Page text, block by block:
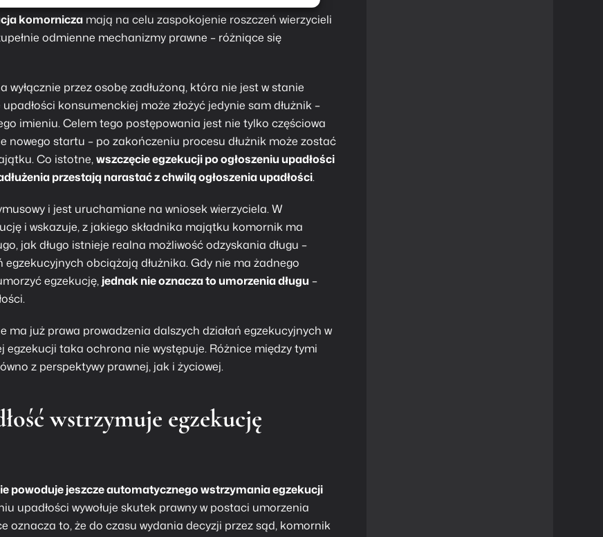
komornicza mają na celu zaspokojenie roszczeń wierzycieli
odmienne mechanizmy prawne – różniące się
przez osobę zadłużoną, która nie jest w stanie
konsumenckiej może złożyć jedynie sam dłużnik –
imieniu. Celem tego postępowania jest nie tylko częściowa
nowego startu – po zakończeniu procesu dłużnik może zostać
Co istotne,wszczęcie egzekucji po ogłoszeniu upadłości
przestają narastać z chwilą ogłoszenia upadłości.
i jest uruchamiane na wniosek wierzyciela. W
i wskazuje, z jakiego składnika majątku komornik ma
jak długo istnieje realna możliwość odzyskania długu –
obciążają dłużnika. Gdy nie ma żadnego
egzekucję,jednak nie oznacza to umorzenia długu –
ma już prawa prowadzenia dalszych działań egzekucyjnych w
egzekucji taka ochrona nie występuje. Różnice między tymi
z perspektywy prawnej, jak i życiowej.
wstrzymuje egzekucję
powoduje jeszcze automatycznego wstrzymania egzekucji
upadłości wywołuje skutek prawny w postaci umorzenia
oznacza to, że do czasu wydania decyzji przez sąd, komornik